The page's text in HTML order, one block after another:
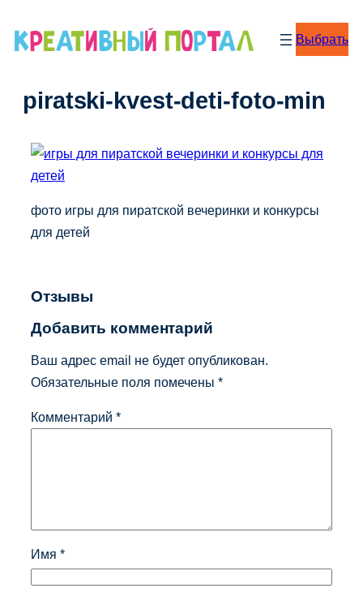
Выбрать
piratski-kvest-deti-foto-min
фото игры для пиратской вечеринки и конкурсы
для детей
Отзывы
Добавить комментарий
Ваш адрес email не будет опубликован.
Обязательные поля помечены *
Комментарий *
Имя *